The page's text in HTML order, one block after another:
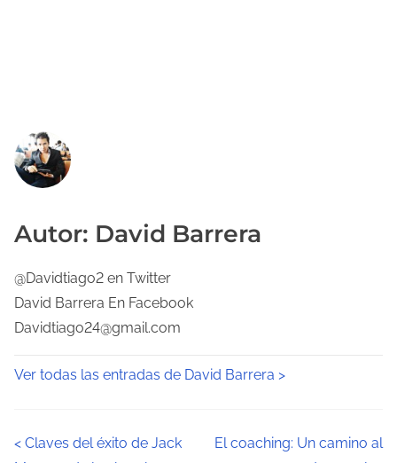
Autor: David Barrera
@Davidtiago2 en Twitter
David Barrera En Facebook
Davidtiago24@gmail.com
Ver todas las entradas de David Barrera >
N
< Claves del éxito de Jack
El coaching: Un camino al